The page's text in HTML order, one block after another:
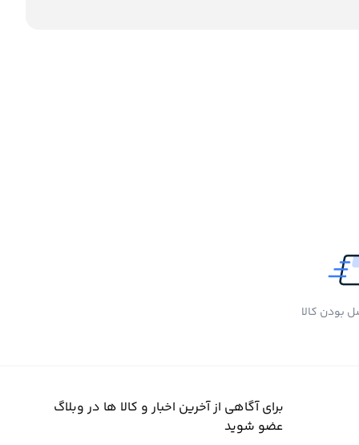
بودن کالا
برای آگاهی از آخرین اخبار و کالا ها در وبلاگ
عضو شوید